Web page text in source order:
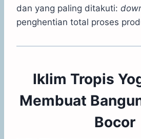
dan yang paling ditakuti:
penghentian total proses
Iklim Tropis
Membuat
Bocor